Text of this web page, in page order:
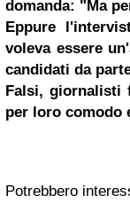
domanda: "Ma
Eppure
voleva essere
candidati da
Falsi, giornalisti
per loro comodo
Potrebbero